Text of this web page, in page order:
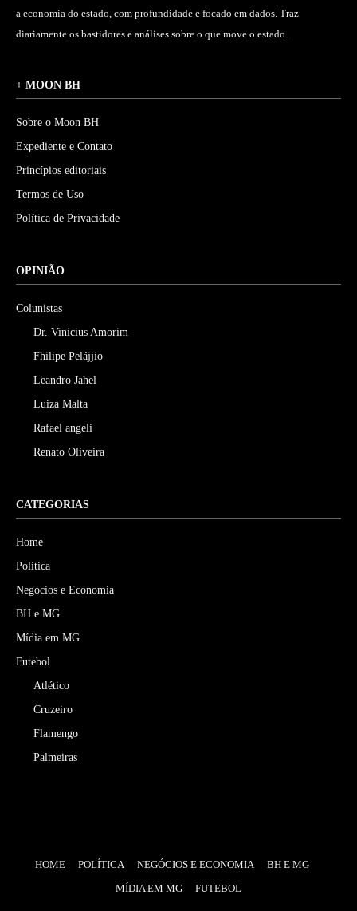
a economia do estado, com profundidade e focado em dados. Traz
diariamente os bastidores e análises sobre o que move o estado.
+ MOON BH
Sobre o Moon BH
Expediente e Contato
Princípios editoriais
Termos de Uso
Política de Privacidade
OPINIÃO
Colunistas
Dr. Vinicius Amorim
Fhilipe Pelájjio
Leandro Jahel
Luiza Malta
Rafael angeli
Renato Oliveira
CATEGORIAS
Home
Política
Negócios e Economia
BH e MG
Mídia em MG
Futebol
Atlético
Cruzeiro
Flamengo
Palmeiras
HOME POLÍTICA NEGÓCIOS E ECONOMIA
BH E MG
MÍDIA EM MG
FUTEBOL